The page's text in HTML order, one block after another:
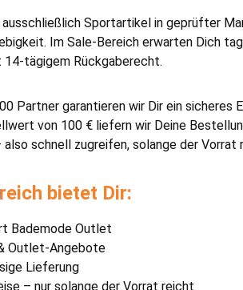
Sportartikel in geprüfter
Im Sale-Bereich erwarten Dich
tägigem Rückgaberecht.
Partner garantieren wir Dir ein sicheres
von 100 € liefern wir Deine
schnell zugreifen, solange der Vorrat
bietet Dir:
Bademode Outlet
Outlet-Angebote
Lieferung
– nur solange der Vorrat reicht